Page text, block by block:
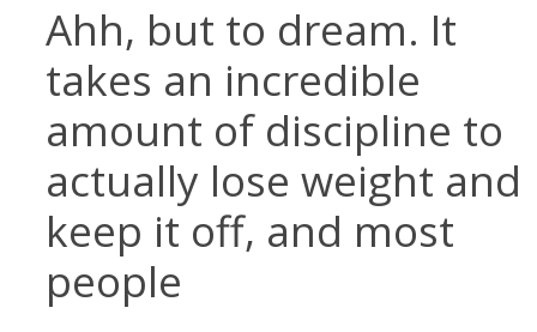
Ahh, but to dream. It
takes an incredible
amount of discipline to
actually lose weight and
keep it off, and most
people